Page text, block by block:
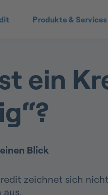
Produkte & Services
ein
Blick
zeichnet sich
aus.